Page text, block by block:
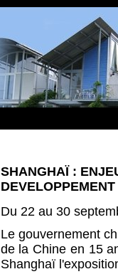
SHANGHAÏ :
Du 22 au 30
Le gouvernement
de la Chine en 15
Shanghaï